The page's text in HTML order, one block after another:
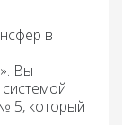
в
. Вы
5, который